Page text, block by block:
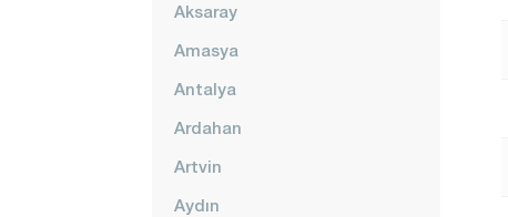
Aksaray
Amasya
Antalya
Ardahan
Artvin
Aydın